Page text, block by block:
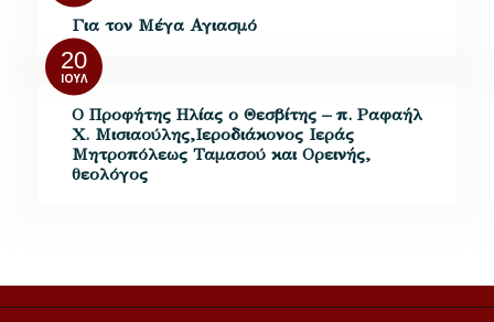
Για τον Μέγα Αγιασμό
20
ΙΟΎΛ
Ο Προφήτης Ηλίας ο Θεσβίτης – π. Ραφαήλ
Χ. Μισιαούλης,Iεροδιάκονος Ιεράς
Μητροπόλεως Ταμασού και Ορεινής,
θεολόγος